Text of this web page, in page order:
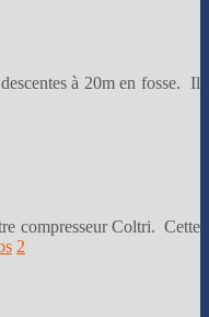
à 20m en fosse. Il
compresseur Coltri. Cette
2